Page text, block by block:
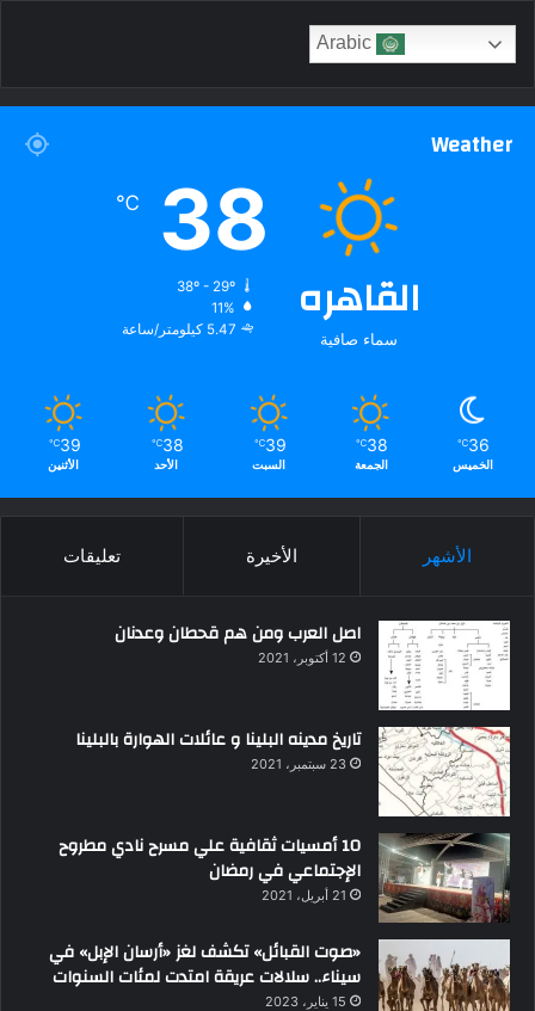
Weather
القاهره
سماء صافية
38
℃
38º - 29º
11%
5.47 كيلومتر/ساعة
36
℃
الخميس
38
℃
الجمعة
39
℃
السبت
38
℃
الأحد
39
℃
الأثنين
الأشهر الأخيرة تعليقات
اصل العرب ومن هم قحطان وعدنان
12 أكتوبر، 2021
تاريخ مدينه البلينا و عائلات الهوارة بالبلينا
23 سبتمبر، 2021
10 أمسيات ثقافية علي مسرح نادي مطروح
الإجتماعي في رمضان
21 أبريل، 2021
«صوت القبائل» تكشف لغز «أرسان الإبل» في
سيناء.. سلالات عريقة امتدت لمئات السنوات
15 يناير، 2023